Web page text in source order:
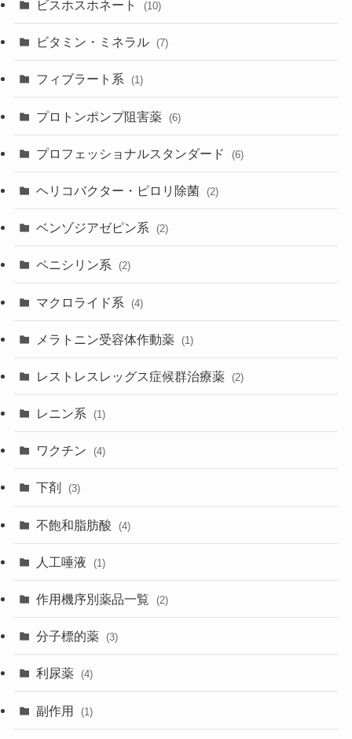
ビスホスホネート (10)
ビタミン・ミネラル (7)
フィブラート系 (1)
プロトンポンプ阻害薬 (6)
プロフェッショナルスタンダード (6)
ヘリコバクター・ピロリ除菌 (2)
ベンゾジアゼピン系 (2)
ペニシリン系 (2)
マクロライド系 (4)
メラトニン受容体作動薬 (1)
レストレスレッグス症候群治療薬 (2)
レニン系 (1)
ワクチン (4)
下剤 (3)
不飽和脂肪酸 (4)
人工唾液 (1)
作用機序別薬品一覧 (2)
分子標的薬 (3)
利尿薬 (4)
副作用 (1)